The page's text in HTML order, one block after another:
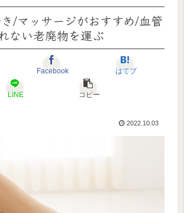
/マッサージがおすすめ/血管
ない老廃物を運ぶ
Facebook はてブ
LINE コピー
2022.10.03